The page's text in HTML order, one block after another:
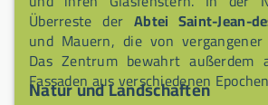
Überreste der Abtei Saint-Jean-
und Mauern, die von
Das Zentrum bewahrt außerdem
Fassaden aus verschiedenen
Natur und Landschaften